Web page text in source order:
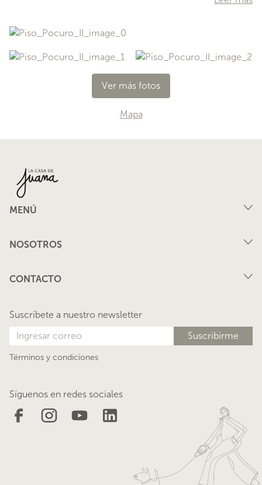
templado yvista al Poniente.En este sector se ubica la
encontrarás eldormitorio, con walk in closet y baño en
suite, el cual tiene la rica ventaja de contar también con
salida a la terraza. ¿Te gustaría conocer esta propiedad?
Agenda tu visita y uno de nuestros embajadores
Ver más fotos
Mapa
MENÚ
Nosotros
Blog
NOSOTROS
CONTACTO
Suscríbete a nuestro newsletter
Términos y condiciones
Síguenos en redes sociales